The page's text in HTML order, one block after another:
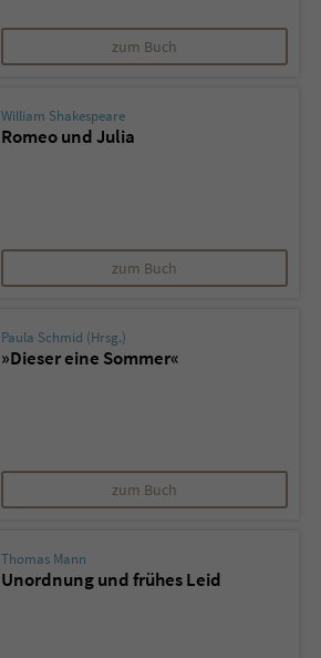
zum Buch
William Shakespeare
Romeo und Julia
zum Buch
Paula Schmid (Hrsg.)
»Dieser eine Sommer«
zum Buch
Thomas Mann
Unordnung und frühes Leid